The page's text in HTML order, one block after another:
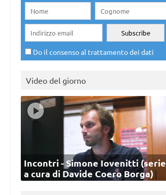
Do il consenso al trattamento dei dati
Video del giorno
Incontri - Simone Iovenitti (serie
a cura di Davide Coero Borga)